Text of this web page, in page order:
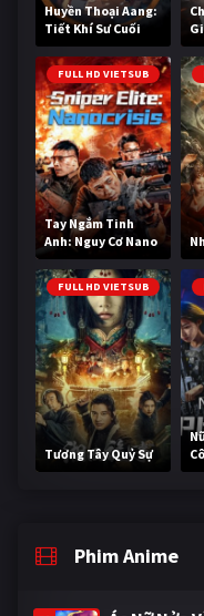
Huyền Thoại Aang:
Tiết Khí Sư Cuối
Cùng
FULL HD VIETSUB
Tay Ngắm Tinh
Anh: Nguy Cơ Nano
FULL HD VIETSUB
Tương Tây Quỷ Sự
Phim Anime